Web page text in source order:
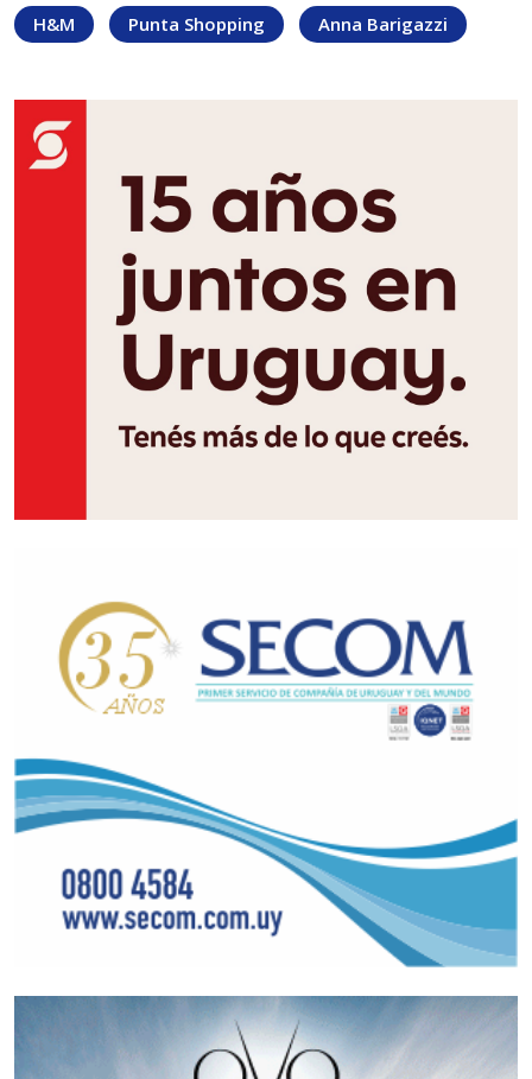
H&M Punta Shopping Anna Barigazzi